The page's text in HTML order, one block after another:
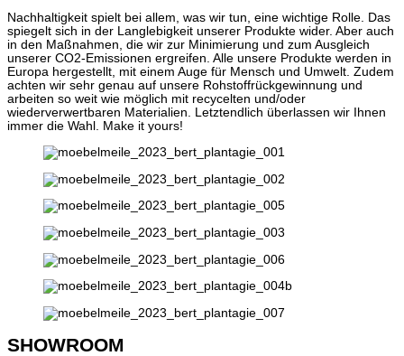
Nachhaltigkeit spielt bei allem, was wir tun, eine wichtige Rolle. Das
spiegelt sich in der Langlebigkeit unserer Produkte wider. Aber auch
in den Maßnahmen, die wir zur Minimierung und zum Ausgleich
unserer CO2-Emissionen ergreifen. Alle unsere Produkte werden in
Europa hergestellt, mit einem Auge für Mensch und Umwelt. Zudem
achten wir sehr genau auf unsere Rohstoffrückgewinnung und
arbeiten so weit wie möglich mit recycelten und/oder
wiederverwertbaren Materialien. Letztendlich überlassen wir Ihnen
immer die Wahl. Make it yours!
SHOWROOM